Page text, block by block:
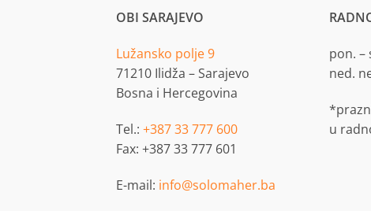
OBI SARAJEVO
Lužansko polje 9
71210 Ilidža – Sarajevo
Bosna i Hercegovina
Tel.: +387 33 777 600
Fax: +387 33 777 601
E-mail: info@solomaher.ba
pon. –
ned.
u